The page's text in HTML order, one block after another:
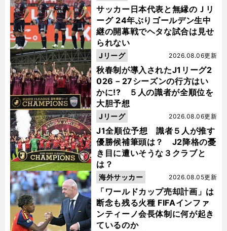
サッカー日本代表と無縁のＪリ
ーグ 24年ぶりゴールデン生中
継の開幕戦でヘタな試合は見せ
られない
秋春制が導入されたJ1リーグ2
026－27シーズンの行方はい
かに!? ５人の識者が全順位を
大胆予想
2026.08.06更新
Jリーグ
J1全順位予想 識者５人が推す
優勝候補筆頭は？ J2降格の憂
き目に遭いそうな３クラブと
は？
2026.08.06更新
Jリーグ
「ワールドカップ売却計画」は
断念も残る火種 FIFAインファ
ンティーノ会長体制に何が起き
ているのか
2026.08.05更新
海外サッカー